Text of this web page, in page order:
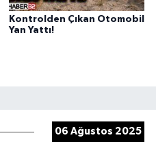
Kontrolden Çıkan Otomobil
Yan Yattı!
06 Ağustos 2025